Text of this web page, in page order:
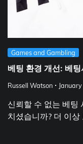
Games and Gambling
베팅 환경 개선: 베
Russell Watson
신뢰할 수 없는 베팅
치셨습니까? 더 이